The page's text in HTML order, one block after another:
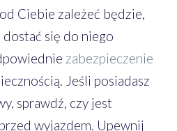
Ciebie zależeć będzie,
się do niego
zabezpieczenie
Jeśli posiadasz
sprawdź, czy jest
wyjazdem. Upewnij